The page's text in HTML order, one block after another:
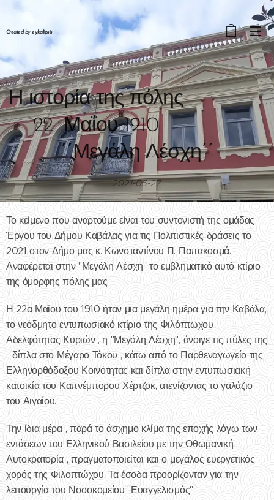
Created by eykalipsis
Η ιστορία της πόλης
22 Μαΐου 1910
΄΄Μεγάλη Λέσχη΄΄
2021-05-27
Το κείμενο που αναρτούμε είναι του συντονιστή της ομάδας
Έργου του Δήμου Καβάλας για τις Πολιτιστικές δράσεις το
2021 στον Δήμο μας κ. Κωνσταντίνου Π. Παπακοσμά.
Αναφέρεται στην "Μεγάλη Λέσχη" το εμβληματικό αυτό κτίριο
της όμορφης πόλης μας.
Η 22α Μαΐου του 1910 ήταν μια μεγάλη ημέρα για την Καβάλα,
το νεόδμητο εντυπωσιακό κτίριο της Φιλόπτωχου
Αδελφότητας Κυριών , η "Μεγάλη Λέσχη", άνοιγε τις πύλες της
.. δίπλα στο Μέγαρο Τόκου , κάτω από το Παρθεναγωγείο της
Ελληνορθόδοξου Κοινότητας και δίπλα στην εντυπωσιακή
κατοικία του Καπνέμπορου Χέρτζοκ, ατενίζοντας το γαλάζιο
του Αιγαίου.
Την ίδια μέρα , παρά το άσχημο κλίμα της εποχής λόγω των
εντάσεων του Ελληνικού Βασιλείου με την Οθωμανική
Αυτοκρατορία , πραγματοποιείται και ο μεγάλος ευεργετικός
χορός της Φιλοπτώχου. Τα έσοδα προορίζονταν για την
λειτουργία του Νοσοκομείου "Ευαγγελισμός".